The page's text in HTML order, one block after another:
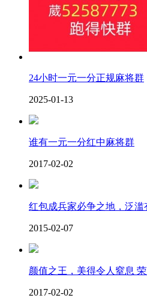
24小时一元一分正规麻将群
2025-01-13
谁有一元一分红中麻将群
2017-02-02
红包成兵家必争之地，泛滥
2015-02-07
颜值之王，美得令人窒息
2017-02-02